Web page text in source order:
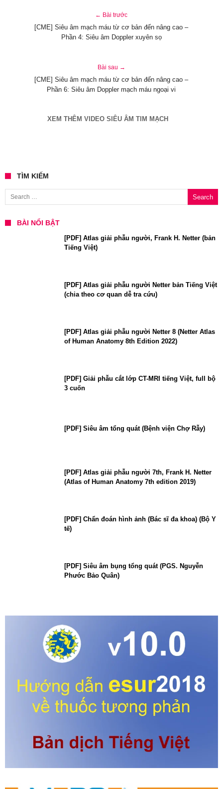
← Bài trước
[CME] Siêu âm mạch máu từ cơ bản đến nâng cao –
Phần 4: Siêu âm Doppler xuyên sọ
Bài sau →
[CME] Siêu âm mạch máu từ cơ bản đến nâng cao –
Phần 6: Siêu âm Doppler mạch máu ngoại vi
XEM THÊM VIDEO SIÊU ÂM TIM MẠCH
TÌM KIẾM
Search for:
BÀI NỔI BẬT
[PDF] Atlas giải phẫu người, Frank H. Netter (bản
Tiếng Việt)
[PDF] Atlas giải phẫu người Netter bản Tiếng Việt
(chia theo cơ quan dễ tra cứu)
[PDF] Atlas giải phẫu người Netter 8 (Netter Atlas
of Human Anatomy 8th Edition 2022)
[PDF] Giải phẫu cắt lớp CT-MRI tiếng Việt, full bộ
3 cuốn
[PDF] Siêu âm tổng quát (Bệnh viện Chợ Rẫy)
[PDF] Atlas giải phẫu người 7th, Frank H. Netter
(Atlas of Human Anatomy 7th edition 2019)
[PDF] Chẩn đoán hình ảnh (Bác sĩ đa khoa) (Bộ Y
tế)
[PDF] Siêu âm bụng tổng quát (PGS. Nguyễn
Phước Bảo Quân)